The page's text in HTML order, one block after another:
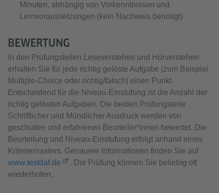
Minuten, abhängig von Vorkenntnissen und
Lernvoraussetzungen (kein Nachweis benötigt)
BEWERTUNG
In den Prüfungsteilen Leseverstehen und Hörverstehen
erhalten Sie für jede richtig gelöste Aufgabe (zum Beispiel
Multiple-Choice oder richtig/falsch) einen Punkt.
Entscheidend für die Niveau-Einstufung ist die Anzahl der
richtig gelösten Aufgaben. Die beiden Prüfungsteile
Schriftlicher und Mündlicher Ausdruck werden von
geschulten und erfahrenen Beurteiler*innen bewertet. Die
Beurteilung und Niveau-Einstufung erfolgt anhand eines
Kriterienrasters. Genauere Informationen finden Sie auf
www.testdaf.de
. Die Prüfung können Sie beliebig oft
wiederholen.